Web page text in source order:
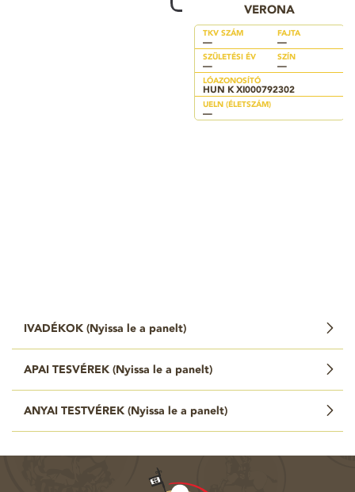
VERONA
TKV SZÁM
—
FAJTA
—
SZÜLETÉSI ÉV
—
SZÍN
—
LÓAZONOSÍTÓ
HUN K XI000792302
UELN (ÉLETSZÁM)
—
IVADÉKOK ( Nyissa le a panelt)
APAI TESVÉREK ( Nyissa le a panelt)
ANYAI TESTVÉREK ( Nyissa le a panelt)